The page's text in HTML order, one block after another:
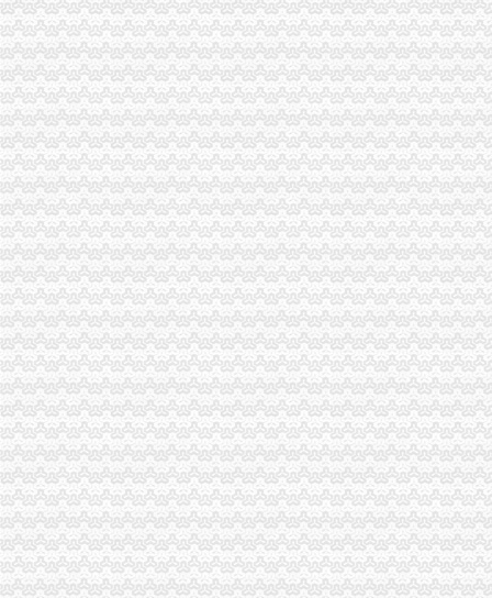
一般纳税人查询
怎么查询公司是不是一般纳税人_百度经验
一般纳税人查询
一般纳税人查询
一般纳税人查询
一般纳税人查询。。
纳税人识别号查询_企业税号查询_一般纳税人查询
江苏省国家税务局门户网站一般纳税人查询
一般纳税人查询
河南一般纳税人资格查询入口_河南会计网
浙江一般纳税人资格查询
山东省一般纳税人资格查询
青岛一般纳税人查询
一般纳税人查询全国信息怎么操作_搜狐其它_搜狐网
一般纳税人查询—在线播放—优酷网,高清在线观看
关于一般纳税人查询的问题
如何查询对方公司是否为一般纳税人。-文章
如何查询增值税一般纳税人资格的开始年月？_百度知道
一般纳税人税号查询_青岛包听|E都市
重庆一般纳税人资格查询
全国一般纳税人资格查询收_搜狐教育_搜狐网
陕西省一般纳税人查询_中华文本库
一般纳税人提供技术咨询服务,税率是多少？_中华会计网校_税务网校
一般纳税人查询电话-深圳爱问分类
新疆一般纳税人查询-天津爱问分类
请问山西省一般纳税人资格在哪里查询-山西国税答疑170